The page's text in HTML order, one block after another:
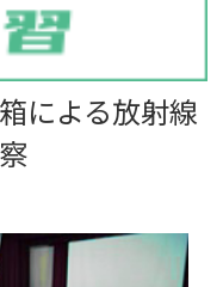
による放射線